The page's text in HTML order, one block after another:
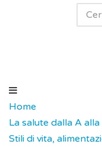
Home
La salute dalla A alla
Stili di vita,